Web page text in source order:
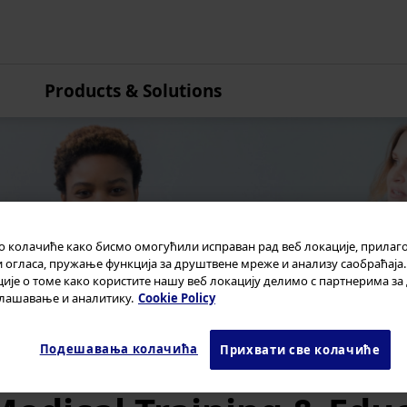
Products & Solutions
Australija
Hong Kong
Japan
Koreja
Malezija
Singapur
Tajvan
колачиће како бисмо омогућили исправан рад веб локације,
огласа, пружање функција за друштвене мреже и анализу саобраћаја.
о томе како користите нашу веб локацију делимо с партнерима
и аналитику. Cookie Policy
Подешавања колачића Прихвати све колачиће